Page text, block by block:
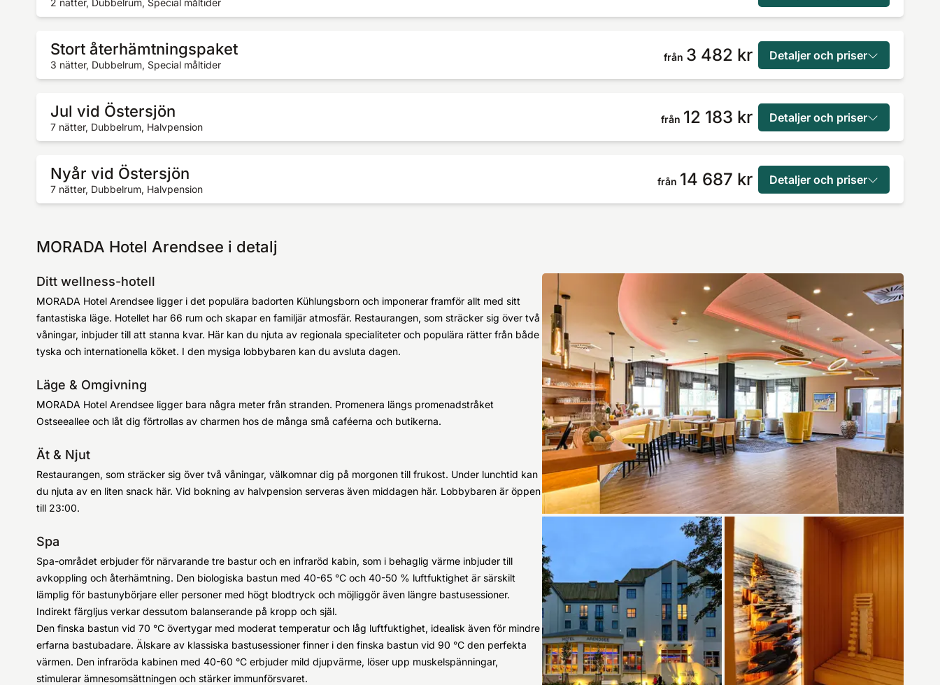
2 nätter, Dubbelrum, Special måltider
Stort återhämtningspaket
3 nätter, Dubbelrum, Special måltider
från 3 482 kr Detaljer och priser
Jul vid Östersjön
7 nätter, Dubbelrum, Halvpension
från 12 183 kr Detaljer och priser
Nyår vid Östersjön
7 nätter, Dubbelrum, Halvpension
från 14 687 kr Detaljer och priser
MORADA Hotel Arendsee i detalj
Ditt wellness-hotell
MORADA Hotel Arendsee ligger i det populära badorten Kühlungsborn och imponerar framför allt med sitt
fantastiska läge. Hotellet har 66 rum och skapar en familjär atmosfär. Restaurangen, som sträcker sig över två
våningar, inbjuder till att stanna kvar. Här kan du njuta av regionala specialiteter och populära rätter från både
tyska och internationella köket. I den mysiga lobbybaren kan du avsluta dagen.
Läge & Omgivning
MORADA Hotel Arendsee ligger bara några meter från stranden. Promenera längs promenadstråket
Ostseeallee och låt dig förtrollas av charmen hos de många små caféerna och butikerna.
Ät & Njut
Restaurangen, som sträcker sig över två våningar, välkomnar dig på morgonen till frukost. Under lunchtid kan
du njuta av en liten snack här. Vid bokning av halvpension serveras även middagen här. Lobbybaren är öppen
till 23:00.
Spa
Spa-området erbjuder för närvarande tre bastur och en infraröd kabin, som i behaglig värme inbjuder till
avkoppling och återhämtning. Den biologiska bastun med 40-65 °C och 40-50 % luftfuktighet är särskilt
lämplig för bastunybörjare eller personer med högt blodtryck och möjliggör även längre bastusessioner.
Indirekt färgljus verkar dessutom balanserande på kropp och själ.
Den finska bastun vid 70 °C övertygar med moderat temperatur och låg luftfuktighet, idealisk även för mindre
erfarna bastubadare. Älskare av klassiska bastusessioner finner i den finska bastun vid 90 °C den perfekta
värmen. Den infraröda kabinen med 40-60 °C erbjuder mild djupvärme, löser upp muskelspänningar,
stimulerar ämnesomsättningen och stärker immunförsvaret.